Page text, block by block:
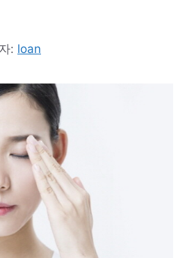
: loan